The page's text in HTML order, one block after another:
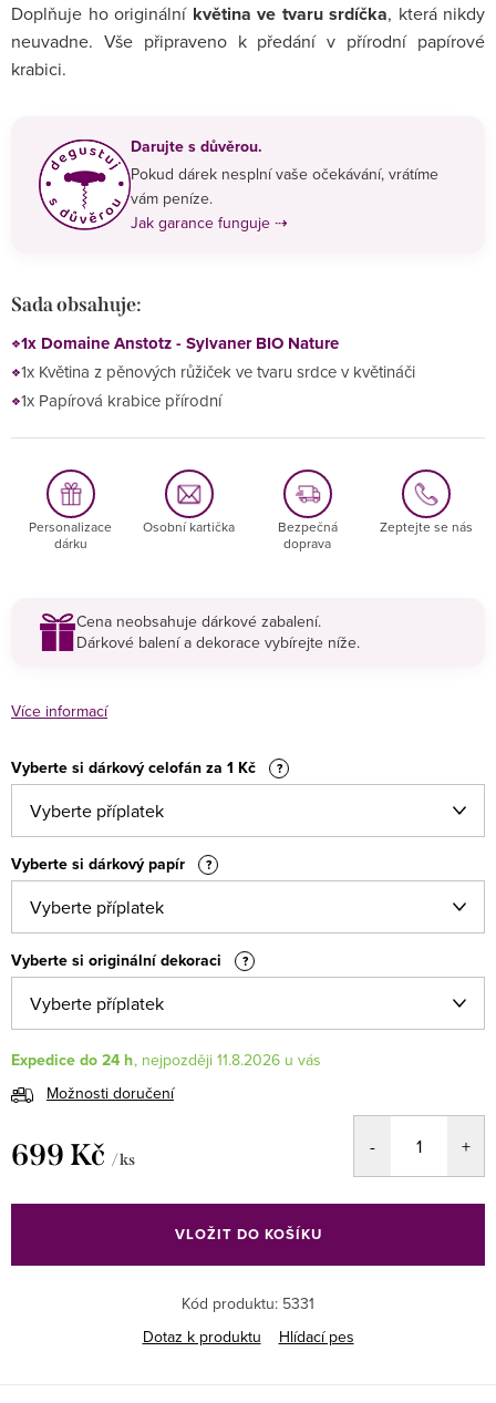
Doplňuje ho originální květina ve tvaru srdíčka, která nikdy
neuvadne. Vše připraveno k předání v přírodní papírové
krabici.
Darujte s důvěrou.
Pokud dárek nesplní vaše očekávání, vrátíme
vám peníze.
Jak garance funguje ⇢
Sada obsahuje:
1x Domaine Anstotz - Sylvaner BIO Nature
1x Květina z pěnových růžiček ve tvaru srdce v květináči
1x Papírová krabice přírodní
Personalizace
dárku
Osobní kartička
Bezpečná
doprava
Zeptejte se nás
Cena neobsahuje dárkové zabalení.
Dárkové balení a dekorace vybírejte níže.
Více informací
Vyberte si dárkový celofán za 1 Kč ?
Vyberte si dárkový papír ?
Vyberte si originální dekoraci ?
Expedice do 24 h
11.8.2026
Možnosti doručení
699 Kč / ks
cena:
VLOŽIT DO KOŠÍKU
Kód produktu: 5331
Dotaz k produktu
Hlídací pes